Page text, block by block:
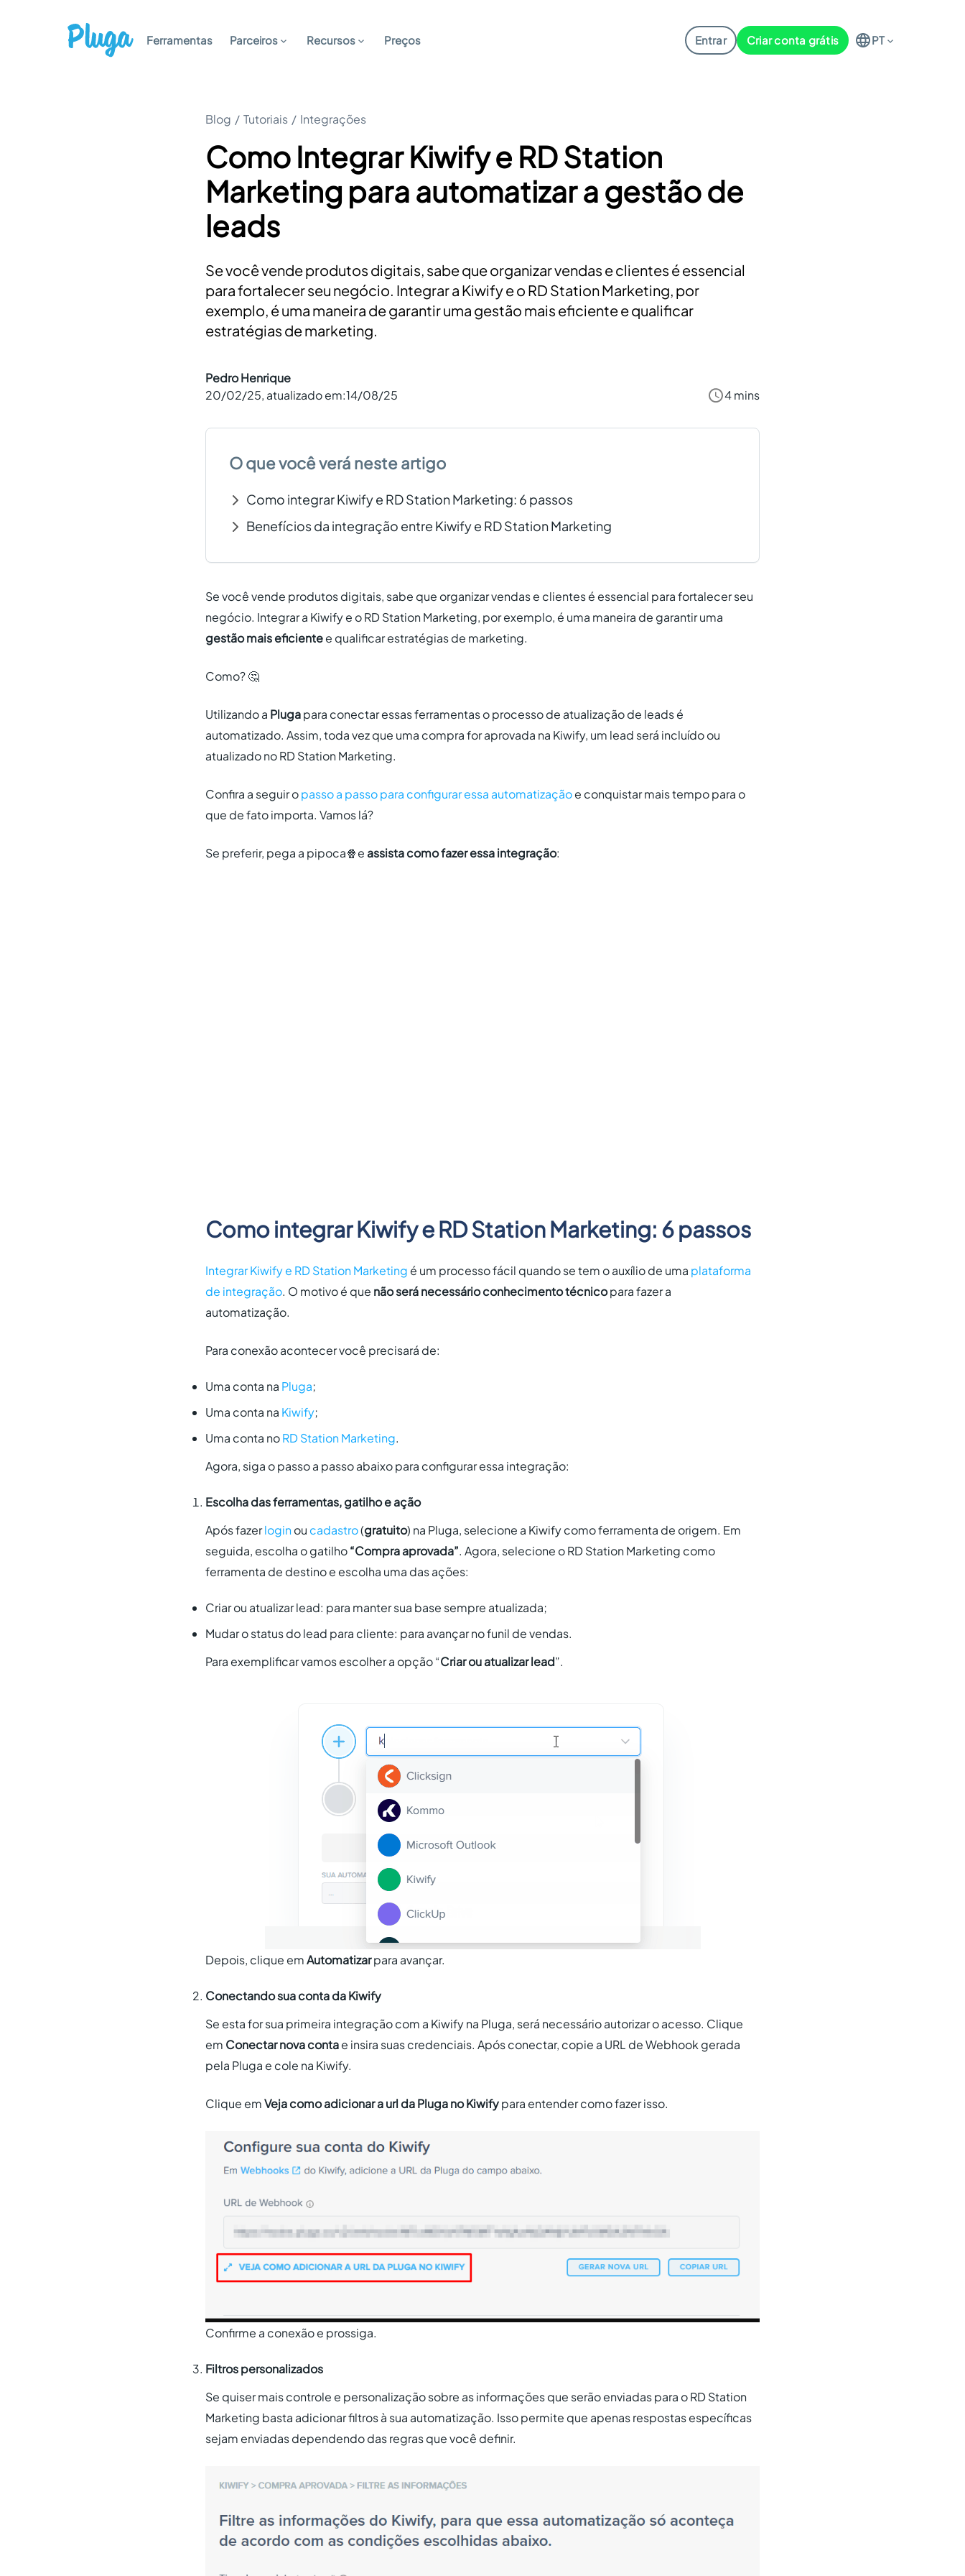
Ferramentas Parceiros Recursos Preços Entrar Criar conta grátis PT
Blog / Tutoriais / Integrações
Como Integrar Kiwify e RD Station
Marketing para automatizar a gestão de
leads
Se você vende produtos digitais, sabe que organizar vendas e clientes é essencial
para fortalecer seu negócio. Integrar a Kiwify e o RD Station Marketing, por
exemplo, é uma maneira de garantir uma gestão mais eficiente e qualificar
estratégias de marketing.
Pedro Henrique
20/02/25, atualizado em:14/08/25 4 mins
O que você verá neste artigo
Como integrar Kiwify e RD Station Marketing: 6 passos
Benefícios da integração entre Kiwify e RD Station Marketing
Se você vende produtos digitais, sabe que organizar vendas e clientes é essencial para fortalecer seu
negócio. Integrar a Kiwify e o RD Station Marketing, por exemplo, é uma maneira de garantir uma
gestão mais eficientee qualificar estratégias de marketing.
Como? 🤔
Utilizando a Plugapara conectar essas ferramentas o processo de atualização de leads é
automatizado. Assim, toda vez que uma compra for aprovada na Kiwify, um lead será incluído ou
atualizado no RD Station Marketing.
Confira a seguir opasso a passo para configurar essa automatizaçãoe conquistar mais tempo para o
que de fato importa. Vamos lá?
Se preferir, pega a pipoca🍿e assista como fazer essa integração:
Como integrar Kiwify e RD Station Marketing: 6 passos
IntegrarKiwify e RD Station Marketing é um processo fácil quando se tem o auxílio de uma plataforma
de integração. O motivo é que não será necessário conhecimento técnicopara fazer a
automatização.
Para conexão acontecer você precisará de:
Uma conta na Pluga;
Uma conta na Kiwify;
Uma conta noRD Station Marketing.
Agora, siga o passo a passo abaixo para configurar essa integração:
Escolha das ferramentas, gatilho e ação
Após fazerloginou cadastro(gratuito) na Pluga, selecione a Kiwify como ferramenta de origem. Em
seguida, escolha o gatilho“Compra aprovada”. Agora, selecione o RD Station Marketing como
ferramenta de destino e escolha uma das ações:
Criar ou atualizar lead: para manter sua base sempre atualizada;
Mudar o status do lead para cliente: para avançar no funil de vendas.
Para exemplificar vamos escolher a opção “Criar ou atualizar lead”.
Depois, clique emAutomatizarpara avançar.
Conectando sua conta da Kiwify
Se esta for sua primeira integração com a Kiwify na Pluga, será necessário autorizar o acesso. Clique
em Conectar nova contae insira suas credenciais. Após conectar, copie a URL de Webhook gerada
pela Pluga e cole na Kiwify.
Clique emVeja como adicionar a url da Pluga no Kiwifypara entender como fazer isso.
Confirme a conexão e prossiga.
Filtros personalizados
Se quiser mais controle e personalização sobre as informações que serão enviadas para o RD Station
Marketing basta adicionar filtros à sua automatização. Isso permite que apenas respostas específicas
sejam enviadas dependendo das regras que você definir.